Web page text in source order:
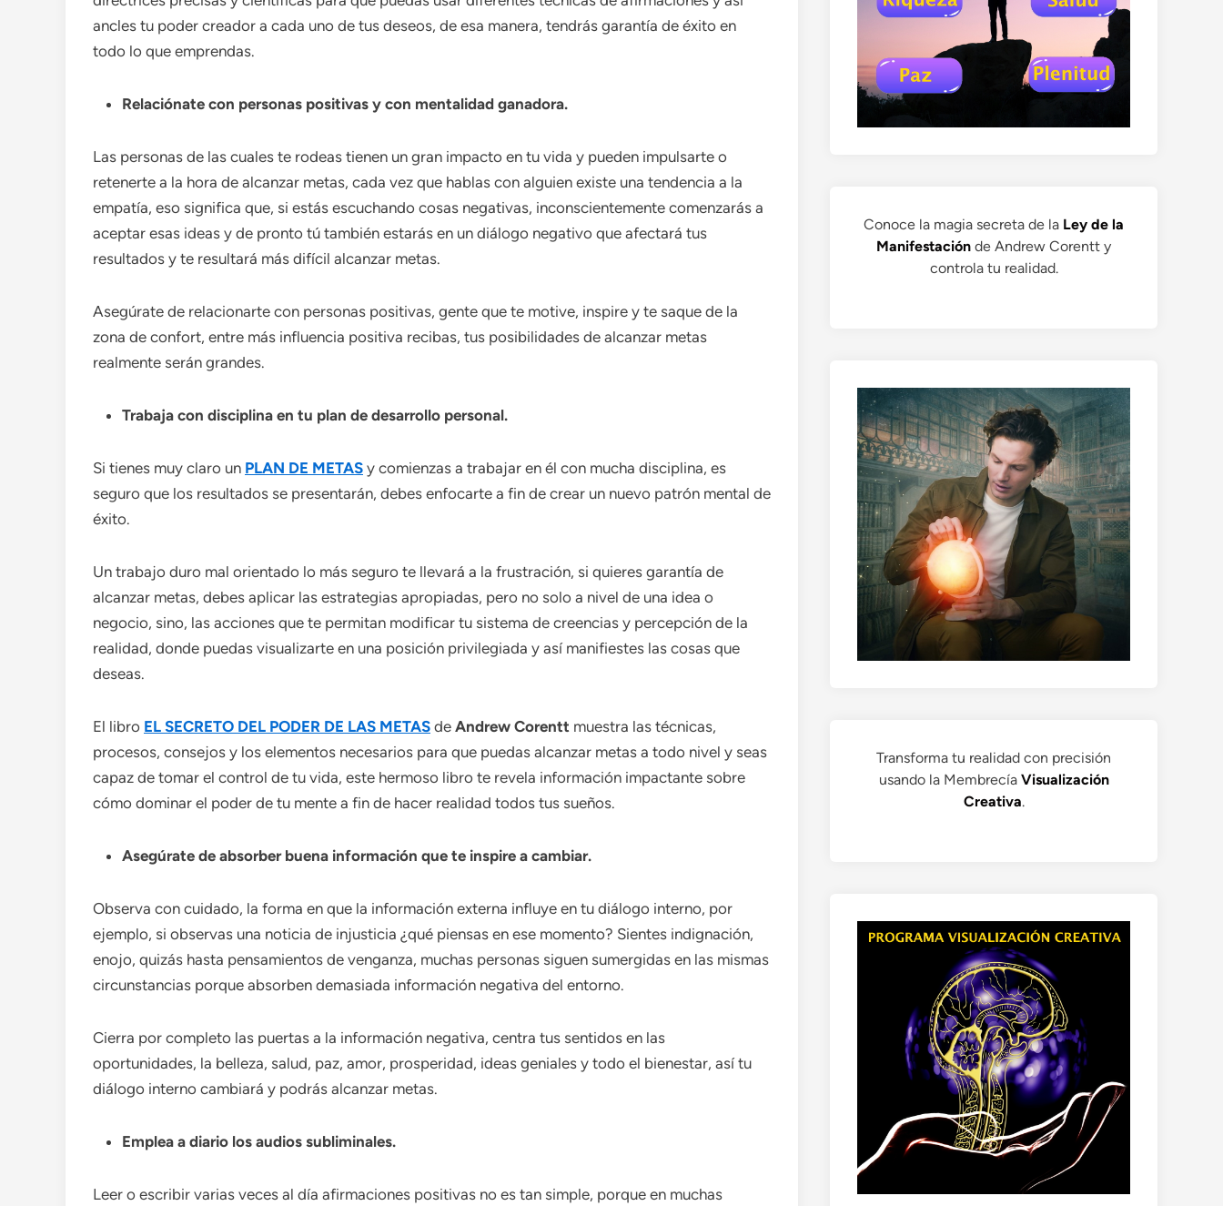
ancles tu poder creador a cada uno de tus deseos, de esa manera, tendrás garantía de éxito en
todo lo que emprendas.
Relaciónate con personas positivas y con mentalidad ganadora.
Las personas de las cuales te rodeas tienen un gran impacto en tu vida y pueden impulsarte o
retenerte a la hora de alcanzar metas, cada vez que hablas con alguien existe una tendencia a la
empatía, eso significa que, si estás escuchando cosas negativas, inconscientemente comenzarás a
aceptar esas ideas y de pronto tú también estarás en un diálogo negativo que afectará tus
resultados y te resultará más difícil alcanzar metas.
Asegúrate de relacionarte con personas positivas, gente que te motive, inspire y te saque de la
zona de confort, entre más influencia positiva recibas, tus posibilidades de alcanzar metas
realmente serán grandes.
Trabaja con disciplina en tu plan de desarrollo personal.
Si tienes muy claro un PLAN DE METAS y comienzas a trabajar en él con mucha disciplina, es
seguro que los resultados se presentarán, debes enfocarte a fin de crear un nuevo patrón mental de
éxito.
Un trabajo duro mal orientado lo más seguro te llevará a la frustración, si quieres garantía de
alcanzar metas, debes aplicar las estrategias apropiadas, pero no solo a nivel de una idea o
negocio, sino, las acciones que te permitan modificar tu sistema de creencias y percepción de la
realidad, donde puedas visualizarte en una posición privilegiada y así manifiestes las cosas que
deseas.
El libro EL SECRETO DEL PODER DE LAS METAS de Andrew Corentt muestra las técnicas,
procesos, consejos y los elementos necesarios para que puedas alcanzar metas a todo nivel y seas
capaz de tomar el control de tu vida, este hermoso libro te revela información impactante sobre
cómo dominar el poder de tu mente a fin de hacer realidad todos tus sueños.
Asegúrate de absorber buena información que te inspire a cambiar.
Observa con cuidado, la forma en que la información externa influye en tu diálogo interno, por
ejemplo, si observas una noticia de injusticia ¿qué piensas en ese momento? Sientes indignación,
enojo, quizás hasta pensamientos de venganza, muchas personas siguen sumergidas en las mismas
circunstancias porque absorben demasiada información negativa del entorno.
Cierra por completo las puertas a la información negativa, centra tus sentidos en las
oportunidades, la belleza, salud, paz, amor, prosperidad, ideas geniales y todo el bienestar, así tu
diálogo interno cambiará y podrás alcanzar metas.
Emplea a diario los audios subliminales.
Leer o escribir varias veces al día afirmaciones positivas no es tan simple, porque en muchas
Conoce la magia secreta de la Ley de la
Manifestación de Andrew Corentt y
controla tu realidad.
Transforma tu realidad con precisión
usando la Membrecía Visualización
Creativa.